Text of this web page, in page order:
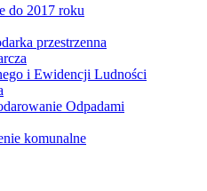
do 2017 roku
przestrzenna
i Ewidencji Ludności
Odpadami
komunalne